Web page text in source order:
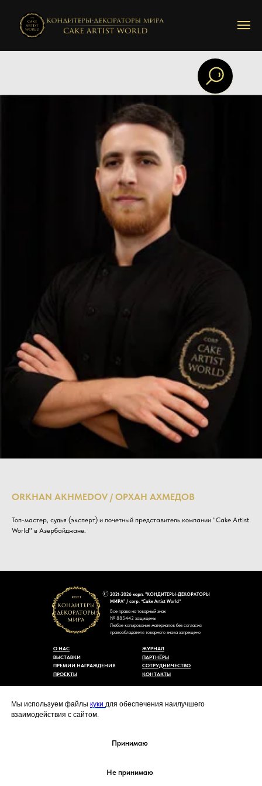
Мы используем файлы куки для обеспечения наилучшего
взаимодействия с сайтом.
Принимаю
Не принимаю
ORKHAN AKHMEDOV / ОРХАН АХМЕДОВ
Топ-мастер, судья (эксперт) и почетный представитель компании "Cake Artist
World" в Азербайджане.
2021-2026 корп. "КОНДИТЕРЫ-ДЕКОРАТОРЫ
МИРА" / corp. “Cake Artist World”
Все права на товарный знак
№ 885442 защищены
Любое копирование материалов без согласия
правообладателя товарного знака запрещено
cakeartistworld@mail.ru
КОНТАКТЫ
СОТРУДНИЧЕСТВО
ЖУРНАЛ
ПАРТНЁРЫ
ПРЕМИИ НАГРАЖДЕНИЯ
ПРОЕКТЫ
ВЫСТАВКИ
О НАС
Политика конфиденциальности
Согласие на обработку персональных данных